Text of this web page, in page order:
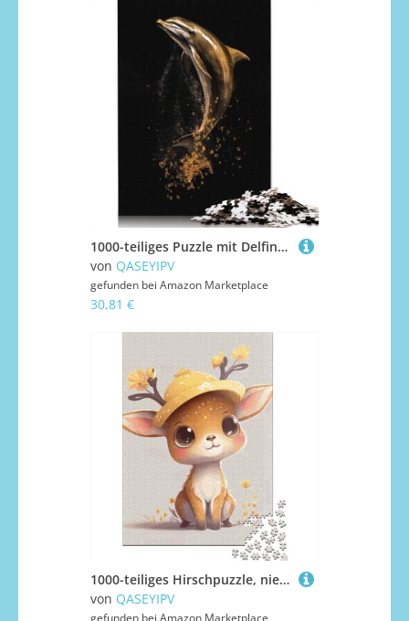
1000-teiliges Puzzle mit Delfin-Gold und Dunkel für Erwachsene, Puzzle, Lernspiel, Herausforderungsspielzeug, 1000 Stück (75 x 50 cm)
von QASEYIPV
gefunden bei Amazon Marketplace
30,81 €
1000-teiliges Hirschpuzzle, niedliches quadratisches Puzzle für Erwachsene und Kinder, 1000-teiliges Holzpuzzle (38 x 26 cm)
von QASEYIPV